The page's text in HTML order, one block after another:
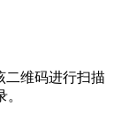
二维码进行扫描